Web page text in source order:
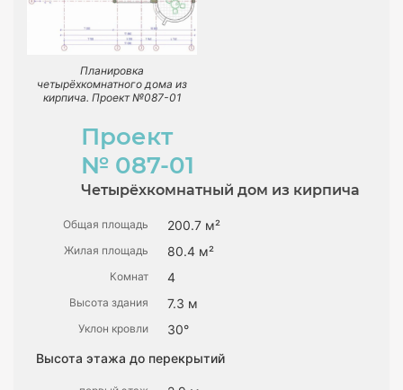
Планировка
четырёхкомнатного дома из
кирпича. Проект №087-01
Проект
№ 087-01
Четырёхкомнатный дом из кирпича
Общая площадь 200.7 м²
Жилая площадь 80.4 м²
Комнат 4
Высота здания 7.3 м
Уклон кровли
30°
Высота этажа до перекрытий